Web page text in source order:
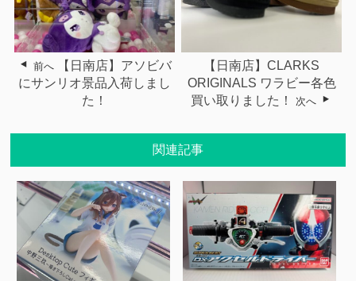
前へ
【日南店】アソビバ
にサンリオ景品入荷しまし
た！
【日南店】CLARKS
ORIGINALS ワラビー各色
買い取りました！
次へ
関連記事